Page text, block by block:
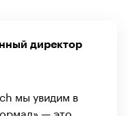
директор
мы увидим в
— это